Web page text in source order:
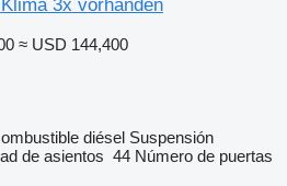
3x vorhanden
≈ USD 144,400
diésel Suspensión
de asientos 44 Número de puertas